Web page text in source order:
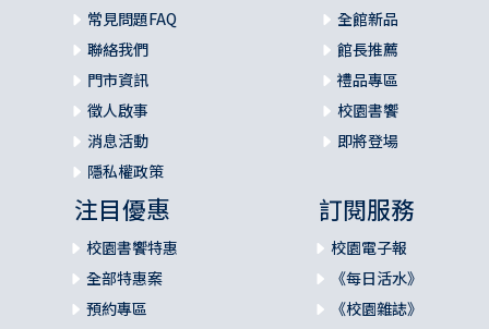
常見問題FAQ
聯絡我們
門市資訊
徵人啟事
消息活動
隱私權政策
全館新品
館長推薦
禮品專區
校園書饗
即將登場
注目優惠
校園書饗特惠
全部特惠案
預約專區
訂閱服務
校園電子報
《每日活水》
《校園雜誌》